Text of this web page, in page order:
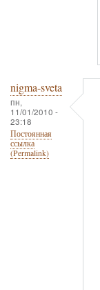
nigma-sveta
пн,
11/01/2010 -
23:18
Постоянная
ссылка
(Permalink)